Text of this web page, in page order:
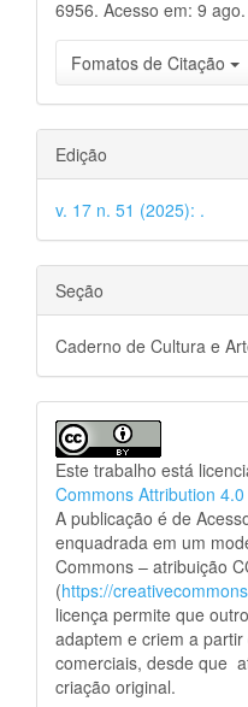
6956. Acesso em: 9
Fomatos de Citação
Edição
v. 17 n. 51 (2025): .
Seção
Caderno de Cultura e
Este trabalho está
Commons Attribution
A publicação é de
enquadrada em um
Commons – atribuição
(https://
licença permite que
adaptem e criem a
comerciais, desde que
criação original.